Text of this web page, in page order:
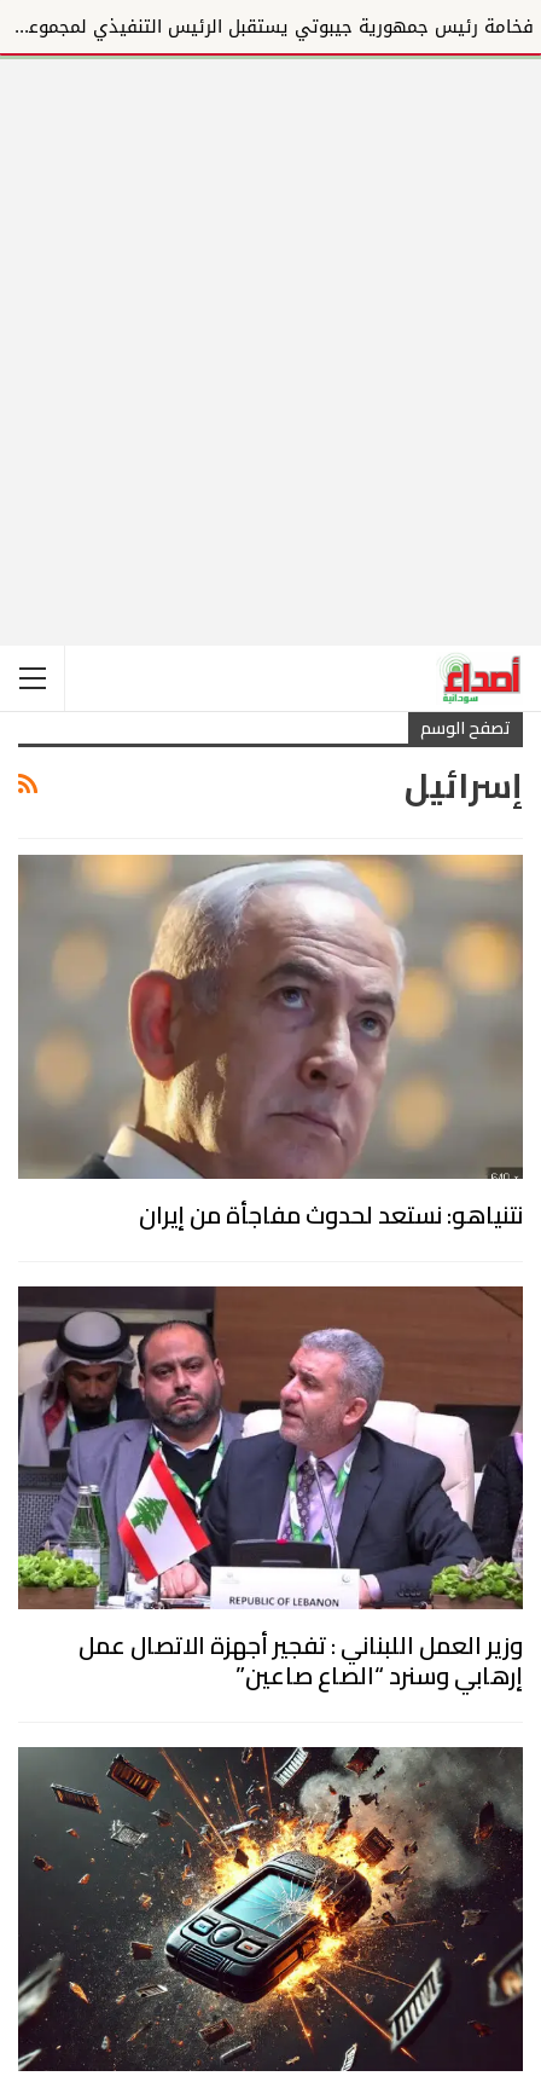
فخامة رئيس جمهورية جيبوتي يستقبل الرئيس التنفيذي لمجموعة المبارك للإنشاءات والتطوير العقاري ويؤكد دع...
تصفح الوسم
إسرائيل
نتنياهو: نستعد لحدوث مفاجأة من إيران
وزير العمل اللبناني : تفجير أجهزة الاتصال عمل
إرهابي وسنرد “الصاع صاعين”